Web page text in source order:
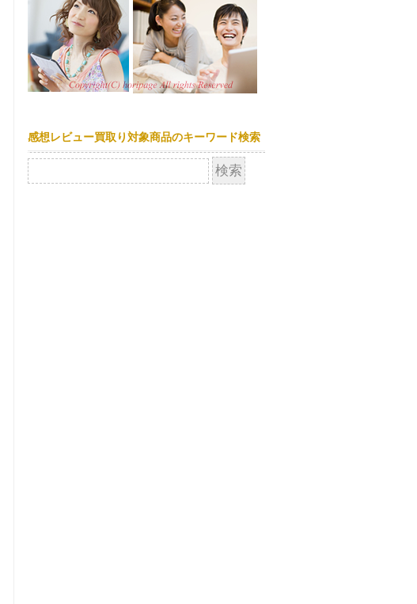
感想レビュー買取り対象商品のキーワード検索
検索: